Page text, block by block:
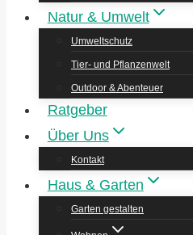
Natur & Umwelt
Umweltschutz
Tier- und Pflanzenwelt
Outdoor & Abenteuer
Ratgeber
Über Uns
Kontakt
Haus & Garten
Garten gestalten